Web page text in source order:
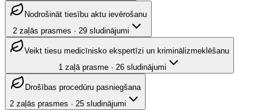
Nodrošināt tiesību aktu ievērošanu
2 zaļās prasmes · 29 sludinājumi
Veikt tiesu medicīnisko ekspertīzi un kriminālizmeklēšanu
1 zaļā prasme· 26 sludinājumi
Drošības procedūru pasniegšana
2 zaļās prasmes · 25 sludinājumi